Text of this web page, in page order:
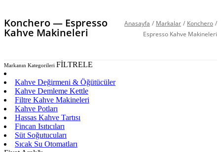
Konchero — Espresso
Kahve Makineleri
Anasayfa / Markalar / Konchero /
Espresso Kahve Makineleri
Markanın Kategorileri FİLTRELE
Kahve Değirmeni & Öğütücüler
Kahve Demleme Kettle
Filtre Kahve Makineleri
Kahve Potları
Hassas Kahve Tartısı
Fincan Isıtıcıları
Süt Soğutucuları
Sıcak Su Otomatları